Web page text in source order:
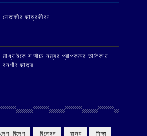
‌নেতাজীর ছাত্রজীবন
মাধ্যমিকে সর্বোচ্চ নম্বর প্রাপকদের তালিকায়
বনগাঁর ছাত্র
‌ দেশ-বিদেশ ‌ বিনোদন ‌ রাজ্য ‌ শিক্ষা